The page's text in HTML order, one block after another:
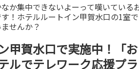
か集中できないよーって嘆いている
！ホテルルートイン甲賀水口の1室で
せんか？
甲賀水口で実施中！「お
ルでテレワーク応援プラ